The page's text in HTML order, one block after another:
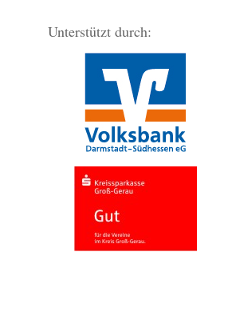
Unterstützt durch: